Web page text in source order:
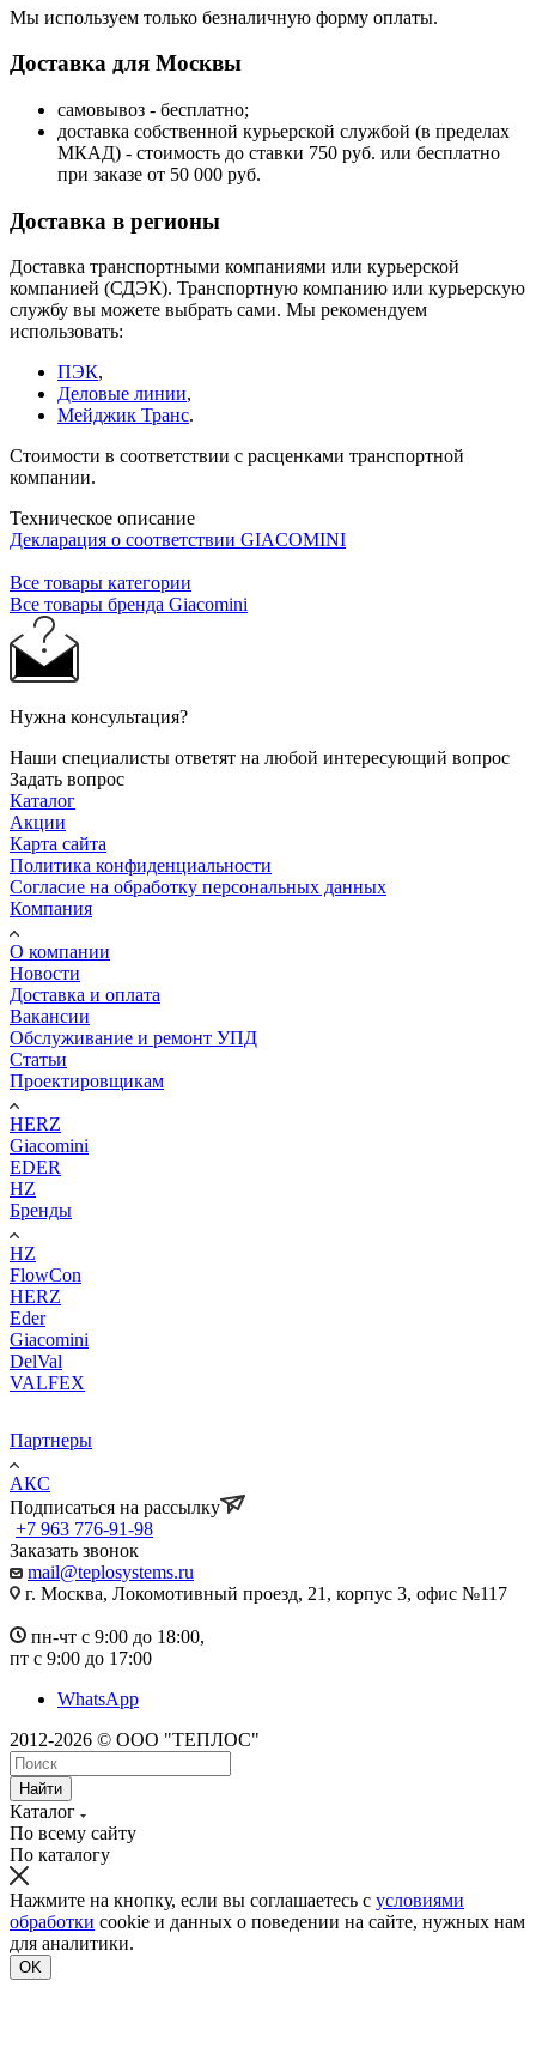
Мы используем только безналичную форму оплаты.
Доставка для Москвы
самовывоз - бесплатно;
доставка собственной курьерской службой (в пределах
МКАД) - стоимость до ставки 750 руб. или бесплатно
при заказе от 50 000 руб.
Доставка в регионы
Доставка транспортными компаниями или курьерской
компанией (СДЭК). Транспортную компанию или курьерскую
службу вы можете выбрать сами. Мы рекомендуем
использовать:
ПЭК,
Деловые линии,
Мейджик Транс.
Стоимости в соответствии с расценками транспортной
компании.
Техническое описание
Декларация о соответствии GIACOMINI
Все товары категории
Все товары бренда Giacomini
Нужна консультация?
Наши специалисты ответят на любой интересующий вопрос
Задать вопрос
Каталог
Акции
Карта сайта
Политика конфиденциальности
Согласие на обработку персональных данных
Компания
О компании
Новости
Доставка и оплата
Вакансии
Обслуживание и ремонт УПД
Статьи
Проектировщикам
HERZ
Giacomini
EDER
HZ
Бренды
HZ
FlowCon
HERZ
Eder
Giacomini
DelVal
VALFEX
Партнеры
АКС
Подписаться на рассылку
+7 963 776-91-98
Заказать звонок
mail@teplosystems.ru
г. Москва, Локомотивный проезд, 21, корпус 3, офис №117
пн-чт с 9:00 до 18:00,
пт с 9:00 до 17:00
WhatsApp
2012-2026 © ООО "ТЕПЛОС"
Найти
Каталог
По всему сайту
По каталогу
Нажмите на кнопку, если вы соглашаетесь с условиями
обработки cookie и данных о поведении на сайте, нужных нам
для аналитики.
OK